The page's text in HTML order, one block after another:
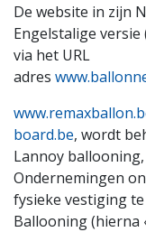
De website in zijn
Engelstalige
via het URL
adres
board.be, wordt
Lannoy
Ondernemingen
fysieke vestiging
Ballooning (hierna